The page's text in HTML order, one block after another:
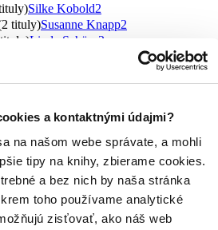
a kontaktnými údajmi?
na našom webe správate, a mohli
tipy na knihy, zbierame cookies.
a bez nich by naša stránka
toho používame analytické
zisťovať, ako náš web
Silke Kobold2
tituly)Susanne Knapp2
Linde Schüro 2
Schmitt G. de las Casas2
Anagram
116
Grada88
Vinciana46
Talentum29
umeleckej výroby (22 titulov)Ústredie
22